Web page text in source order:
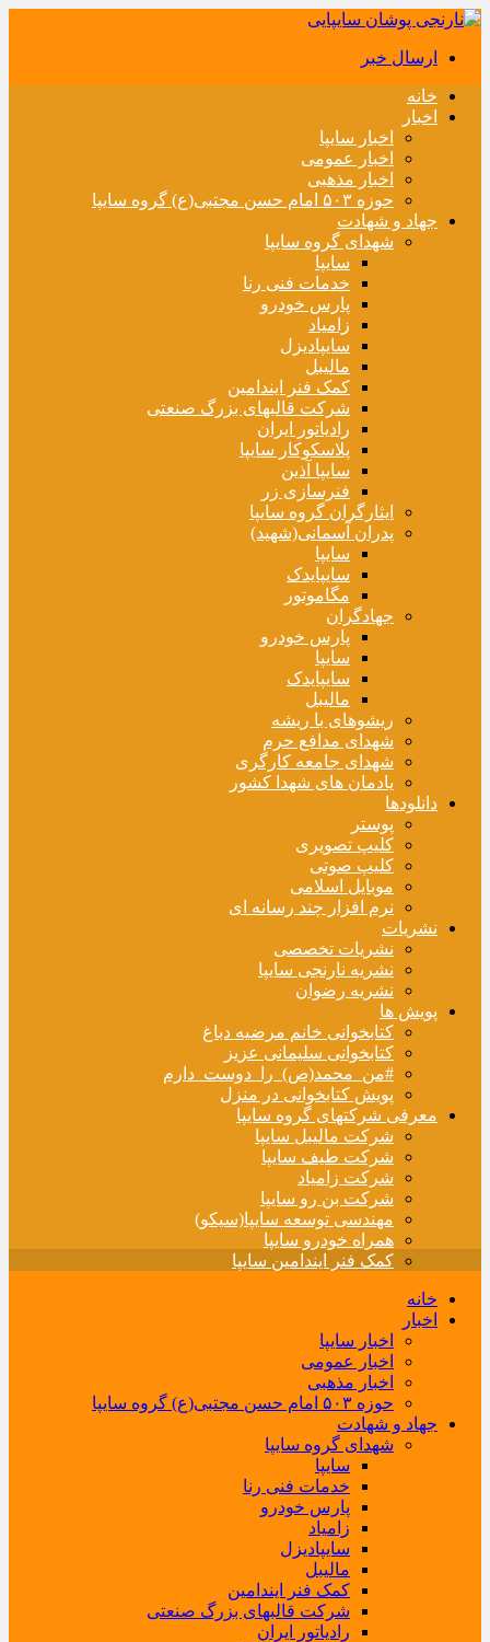
ارسال خبر
خانه
اخبار
اخبار سایپا
اخبار عمومی
اخبار مذهبی
حوزه ۵۰۳ امام حسن مجتبی(ع) گروه سایپا
جهاد و شهادت
شهدای گروه سایپا
سایپا
خدمات فنی رنا
پارس خودرو
زامیاد
سایپادیزل
مالیبل
کمک فنر ایندامین
شرکت قالبهای بزرگ صنعتی
رادیاتور ایران
پلاسکوکار سایپا
سایپا آذین
فنرسازی زر
ایثارگران گروه سایپا
پدران آسمانی(شهید)
سایپا
سایپایدک
مگاموتور
جهادگران
پارس خودرو
سایپا
سایپایدک
مالیبل
ریشوهای با ریشه
شهدای مدافع حرم
شهدای جامعه کارگری
یادمان های شهدا کشور
دانلودها
پوستر
کلیپ تصویری
کلیپ صوتی
موبایل اسلامی
نرم افزار چند رسانه ای
نشریات
نشریات تخصصی
نشریه نارنجی سایپا
نشریه رضوان
پویش ها
کتابخوانی خانم مرضیه دباغ
کتابخوانی سلیمانی عزیز
#من_محمد(ص)_را_دوست_دارم
پویش کتابخوانی در منزل
معرفی شرکتهای گروه سایپا
شرکت مالیبل سایپا
شرکت طیف سایپا
شرکت زامیاد
شرکت بن رو سایپا
مهندسی توسعه سایپا(سیکو)
همراه خودرو سایپا
کمک فنر ایندامین سایپا
خانه
اخبار
اخبار سایپا
اخبار عمومی
اخبار مذهبی
حوزه ۵۰۳ امام حسن مجتبی(ع) گروه سایپا
جهاد و شهادت
شهدای گروه سایپا
سایپا
خدمات فنی رنا
پارس خودرو
زامیاد
سایپادیزل
مالیبل
کمک فنر ایندامین
شرکت قالبهای بزرگ صنعتی
رادیاتور ایران